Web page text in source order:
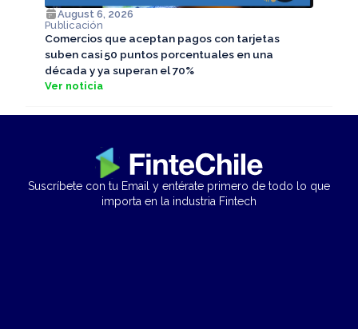
August 6, 2026
Publicación
Comercios que aceptan pagos con tarjetas
suben casi 50 puntos porcentuales en una
década y ya superan el 70%
Ver noticia
Suscríbete con tu Email y entérate primero de todo lo que
importa en la industria Fintech